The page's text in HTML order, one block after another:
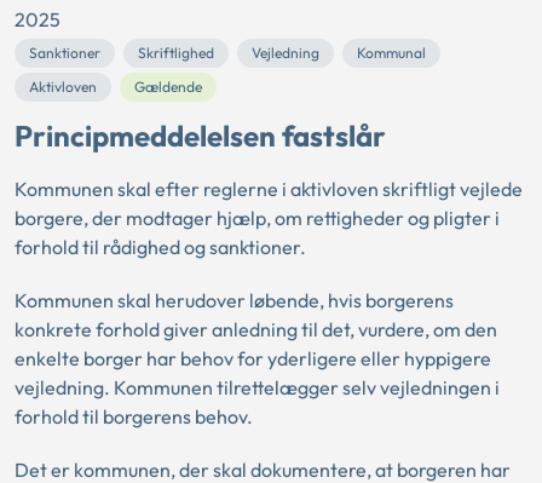
2025
Sanktioner Skriftlighed Vejledning
Kommunal
Aktivloven
Gældende
Principmeddelelsen fastslår
Kommunen skal efter reglerne i aktivloven skriftligt vejlede
borgere, der modtager hjælp, om rettigheder og pligter i
forhold til rådighed og sanktioner.
Kommunen skal herudover løbende, hvis borgerens
konkrete forhold giver anledning til det, vurdere, om den
enkelte borger har behov for yderligere eller hyppigere
vejledning. Kommunen tilrettelægger selv vejledningen i
forhold til borgerens behov.
Det er kommunen, der skal dokumentere, at borgeren har